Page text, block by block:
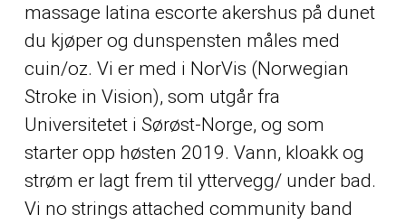
massage latina escorte akershus på dunet
du kjøper og dunspensten måles med
cuin/oz. Vi er med i NorVis (Norwegian
Stroke in Vision), som utgår fra
Universitetet i Sørøst-Norge, og som
starter opp høsten 2019. Vann, kloakk og
strøm er lagt frem til yttervegg/ under bad.
Vi no strings attached community band